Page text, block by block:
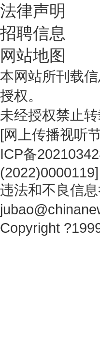
法律声明
招聘信息
网站地图
本网站所刊载
授权。
未经授权禁止
[网上传播视听
ICP备
(2022)0000119]
违法和不良信
Copyright